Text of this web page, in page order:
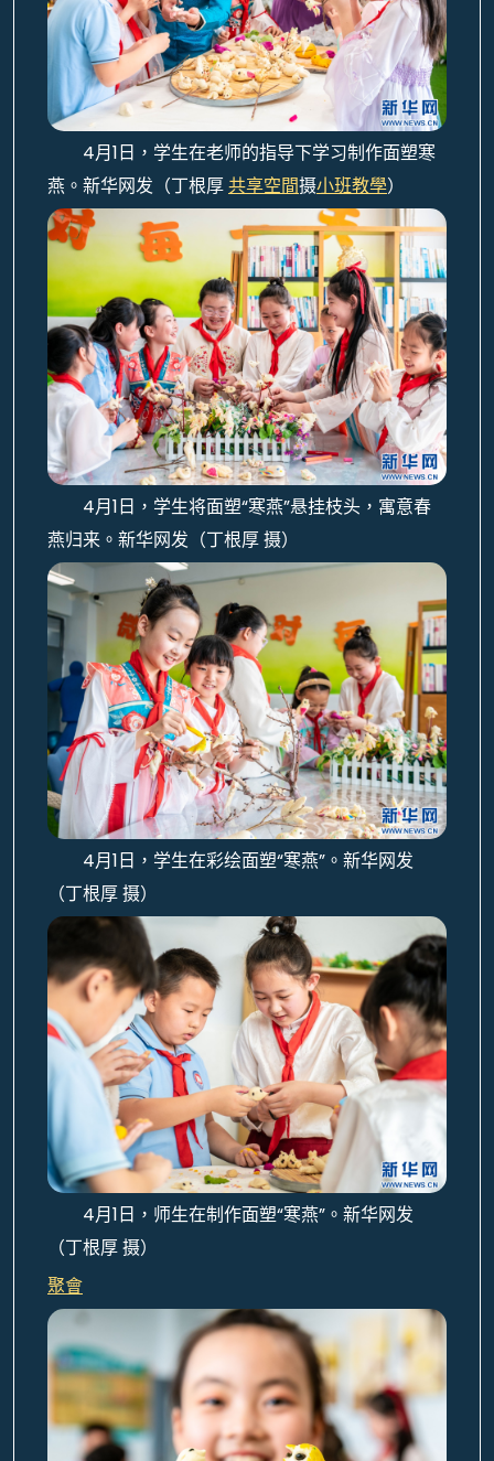
4月1日，学生在老师的指导下学习制作面塑寒
燕。新华网发（丁根厚共享空間摄小班教學）
4月1日，学生将面塑“寒燕”悬挂枝头，寓意春
燕归来。新华网发（丁根厚 摄）
4月1日，学生在彩绘面塑“寒燕”。新华网发
（丁根厚 摄）
4月1日，师生在制作面塑“寒燕”。新华网发
（丁根厚 摄）
聚會